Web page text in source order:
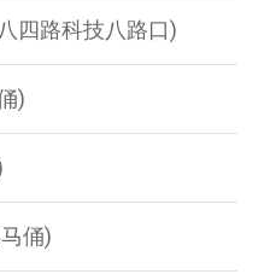
四路科技八路口)
)
俑)